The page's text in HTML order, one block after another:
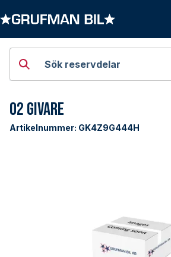
Sök reservdelar
O2 givare
Artikelnummer: GK4Z9G444H